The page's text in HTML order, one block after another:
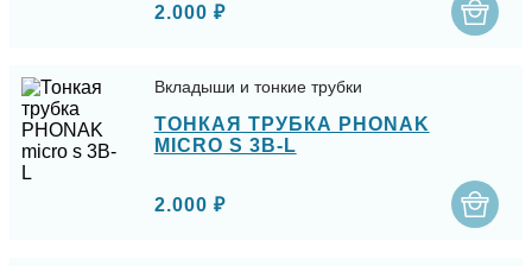
2.000 ₽
Вкладыши и тонкие трубки
ТОНКАЯ ТРУБКА PHONAK
MICRO S 3B-L
2.000 ₽